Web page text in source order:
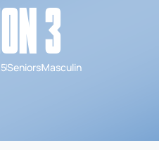
3
SeniorsMasculin